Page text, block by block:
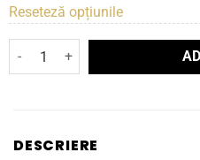
Reseteză opțiunile
Cantitate Boxe de raft Triangle
DESCRIERE